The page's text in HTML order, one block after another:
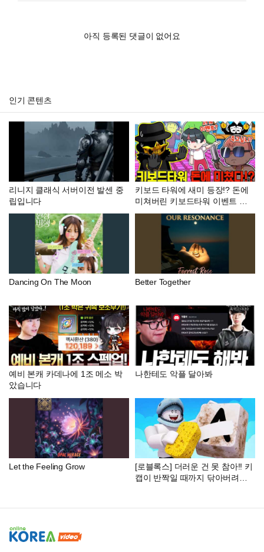
아직 등록된 댓글이 없어요
인기 콘텐츠
리니지 클래식 서버이전 발센 중
립입니다
키보드 타워에 새미 등장!? 돈에
미쳐버린 키보드타워 이벤트 ㄷ
ㄷ.....
Dancing On The Moon Better Together
예비 본캐 카데나에 1조 메소 박
았습니다
나한테도 악플 달아봐
Let the Feeling Grow
[로블록스] 더러운 건 못 참아!! 키
캡이 반짝일 때까지 닦아버려요